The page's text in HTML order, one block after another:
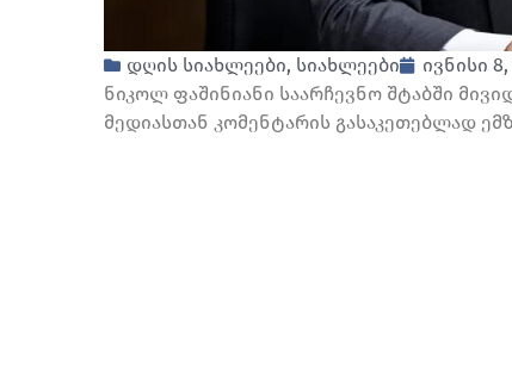
დღის სიახლეები, სიახლეები
ივნისი 8,
ნიკოლ ფაშინიანი საარჩევნო შტაბში
მედიასთან კომენტარის გასაკეთებლად